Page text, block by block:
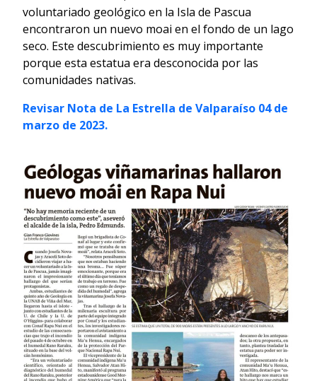
voluntariado geológico en la Isla de Pascua
encontraron un nuevo moai en el fondo de un lago
seco. Este descubrimiento es muy importante
porque esta estatua era desconocida por las
comunidades nativas.
Revisar Nota de La Estrella de Valparaíso 04 de
marzo de 2023.